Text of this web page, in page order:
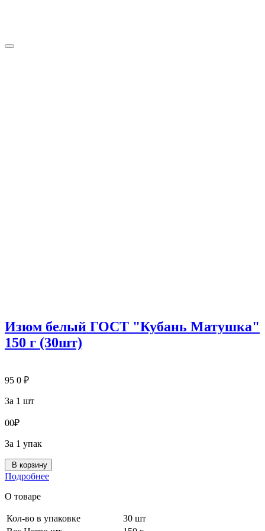
Изюм белый ГОСТ "Кубань Матушка"
150 г (30шт)
95 0 ₽
За 1 шт
00₽
За 1 упак
В корзину
Подробнее
О товаре
Кол-во в упаковке
30 шт